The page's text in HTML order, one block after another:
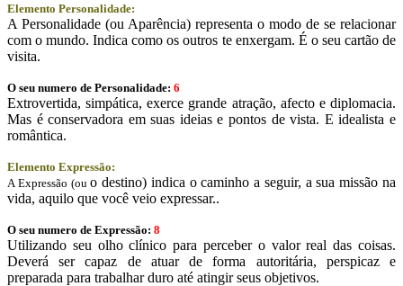
Elemento Personalidade:
A Personalidade (ou Aparência) representa o modo de se relacionar
com o mundo. Indica como os outros te enxergam. É o seu cartão de
visita.
O seu numero de Personalidade: 6
Extrovertida, simpática, exerce grande atração, afecto e diplomacia.
Mas é conservadora em suas ideias e pontos de vista. E idealista e
romântica.
Elemento Expressão:
A Expressão (ouo destino) indica o caminho a seguir, a sua missão na
vida, aquilo que você veio expressar..
O seu numero de Expressão: 8
Utilizando seu olho clínico para perceber o valor real das coisas.
Deverá ser capaz de atuar de forma autoritária, perspicaz e
preparada para trabalhar duro até atingir seus objetivos.